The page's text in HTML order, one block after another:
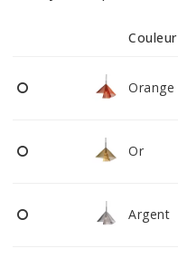
Couleur
Orange
Or
Argent